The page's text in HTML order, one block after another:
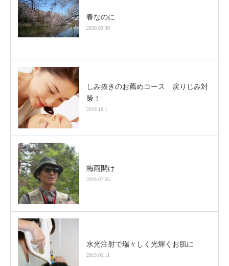
春なのに
2020.03.30
しみ抜きのお薦めコース 戻りじみ対
策！
2019.10.1
梅雨開け
2019.07.25
水光注射で瑞々しく光輝くお肌に
2019.06.11